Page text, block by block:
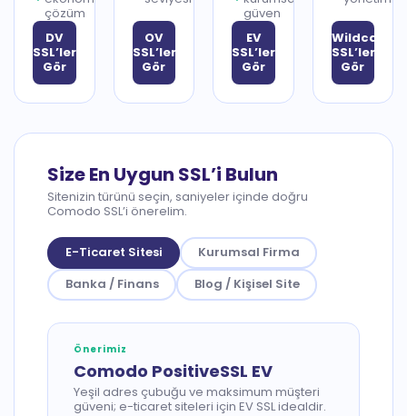
çözüm
DV
SSL’leri
Gör
OV
SSL’leri
Gör
güven
EV
SSL’leri
Gör
Wildcard
SSL’leri
Gör
Size En Uygun SSL’i Bulun
Sitenizin türünü seçin, saniyeler içinde doğru
Comodo SSL’i önerelim.
E-Ticaret Sitesi
Kurumsal Firma
Banka / Finans
Blog / Kişisel Site
Önerimiz
Comodo PositiveSSL EV
Yeşil adres çubuğu ve maksimum müşteri
güveni; e-ticaret siteleri için EV SSL idealdir.